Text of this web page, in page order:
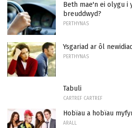
Beth mae'n ei olygu i
breuddwyd?
PERTHYNAS
Ysgariad ar ôl
PERTHYNAS
Tabuli
CARTREF CARTREF
Hobïau a hobïau
ARALL